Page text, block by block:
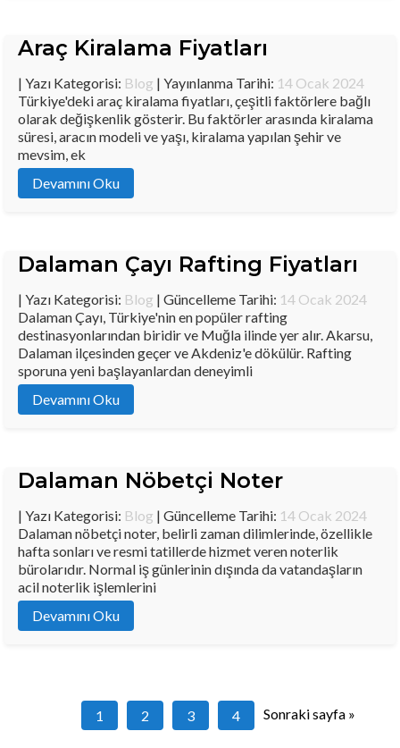
Araç Kiralama Fiyatları
| Yazı Kategorisi: Blog | Yayınlanma Tarihi: 14 Ocak 2024
Türkiye'deki araç kiralama fiyatları, çeşitli faktörlere bağlı
olarak değişkenlik gösterir. Bu faktörler arasında kiralama
süresi, aracın modeli ve yaşı, kiralama yapılan şehir ve
mevsim, ek
Devamını Oku
Dalaman Çayı Rafting Fiyatları
| Yazı Kategorisi: Blog | Güncelleme Tarihi: 14 Ocak 2024
Dalaman Çayı, Türkiye'nin en popüler rafting
destinasyonlarından biridir ve Muğla ilinde yer alır. Akarsu,
Dalaman ilçesinden geçer ve Akdeniz'e dökülür. Rafting
sporuna yeni başlayanlardan deneyimli
Devamını Oku
Dalaman Nöbetçi Noter
| Yazı Kategorisi: Blog | Güncelleme Tarihi: 14 Ocak 2024
Dalaman nöbetçi noter, belirli zaman dilimlerinde, özellikle
hafta sonları ve resmi tatillerde hizmet veren noterlik
bürolarıdır. Normal iş günlerinin dışında da vatandaşların
acil noterlik işlemlerini
Devamını Oku
1 2 3 4 Sonraki sayfa »